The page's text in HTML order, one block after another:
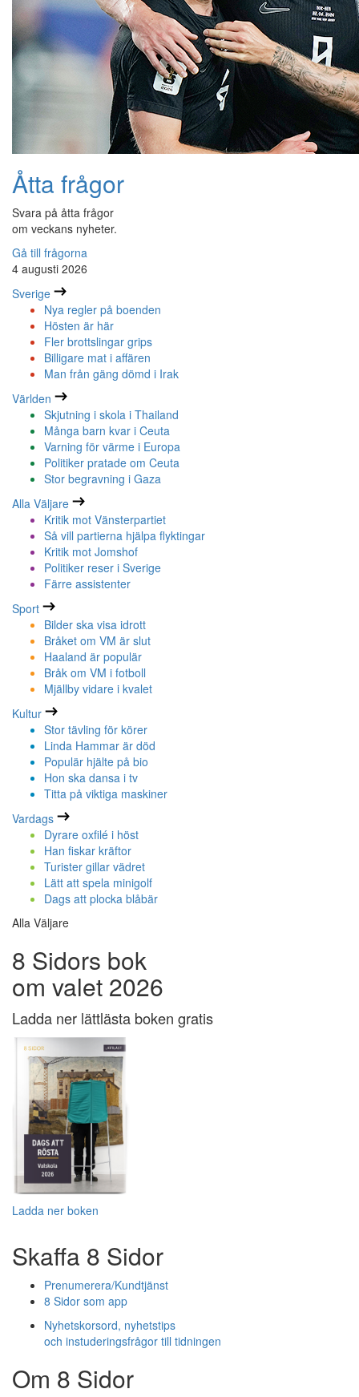
Åtta frågor
Svara på åtta frågor
om veckans nyheter.
Gå till frågorna
4 augusti 2026
Sverige
Nya regler på boenden
Hösten är här
Fler brottslingar grips
Billigare mat i affären
Man från gäng dömd i Irak
Världen
Skjutning i skola i Thailand
Många barn kvar i Ceuta
Varning för värme i Europa
Politiker pratade om Ceuta
Stor begravning i Gaza
Alla Väljare
Kritik mot Vänsterpartiet
Så vill partierna hjälpa flyktingar
Kritik mot Jomshof
Politiker reser i Sverige
Färre assistenter
Sport
Bilder ska visa idrott
Bråket om VM är slut
Haaland är populär
Bråk om VM i fotboll
Mjällby vidare i kvalet
Kultur
Stor tävling för körer
Linda Hammar är död
Populär hjälte på bio
Hon ska dansa i tv
Titta på viktiga maskiner
Vardags
Dyrare oxfilé i höst
Han fiskar kräftor
Turister gillar vädret
Lätt att spela minigolf
Dags att plocka blåbär
Alla Väljare
8 Sidors bok
om valet 2026
Ladda ner lättlästa boken gratis
Ladda ner boken
Skaffa 8 Sidor
Prenumerera/Kundtjänst
8 Sidor som app
Nyhetskorsord, nyhetstips
och instuderingsfrågor till tidningen
Om 8 Sidor